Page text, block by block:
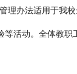
理办法适用于我
等活动。全体教